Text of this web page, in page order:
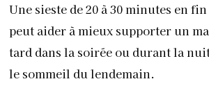
Une sieste de 20 à 30 minutes en
peut aider à mieux supporter un
tard dans la soirée ou durant la
le sommeil du lendemain.